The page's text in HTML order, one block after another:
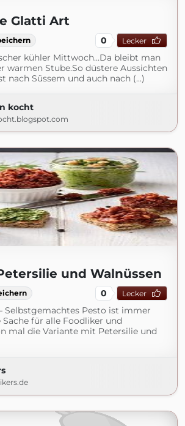
Glatti Art
0 Lecker
kühler Mittwoch...Da bleibt man
warmen Stube.So düstere Aussichten
nach Süssem und auch nach (...)
kocht
und Walnüssen
0 Lecker
Selbstgemachtes Pesto ist immer
Sache für alle Foodliker und
mal die Variante mit Petersilie und